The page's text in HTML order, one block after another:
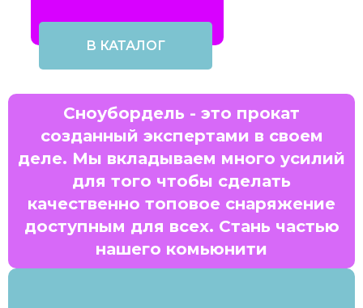
В КАТАЛОГ
Сноубордель - это прокат
созданный экспертами в своем
деле. Мы вкладываем много усилий
для того чтобы сделать
качественно топовое снаряжение
доступным для всех. Стань частью
нашего комьюнити